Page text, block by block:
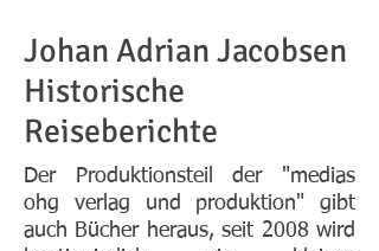
Johan Adrian Jacobsen
Historische
Reiseberichte
Der Produktionsteil der "medias
ohg verlag und produktion" gibt
auch Bücher heraus, seit 2008 wird